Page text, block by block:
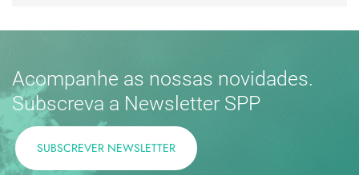
Acompanhe as nossas novidades.
Subscreva a Newsletter SPP
SUBSCREVER NEWSLETTER